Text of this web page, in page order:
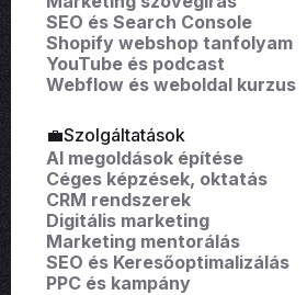
SEO és Search Console
Shopify webshop tanfolyam
YouTube és podcast
Webflow és weboldal kurzus
💼Szolgáltatások
AI megoldások építése
Céges képzések, oktatás
CRM rendszerek
Digitális marketing
Marketing mentorálás
SEO és Keresőoptimalizálás
PPC és kampány